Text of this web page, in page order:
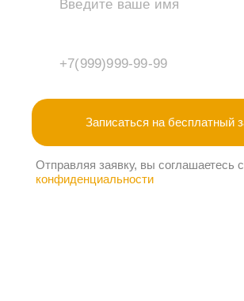
Отправляя заявку, вы соглашаетесь с
конфиденциальности